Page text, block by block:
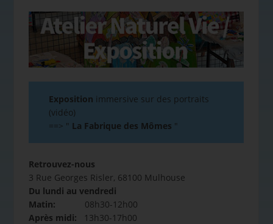
Exposition immersive sur des portraits
(vidéo)
==> " La Fabrique des Mômes "
Retrouvez-nous
3 Rue Georges Risler, 68100 Mulhouse
Du lundi au vendredi
Matin: 08h30-12h00
Après midi: 13h30-17h00